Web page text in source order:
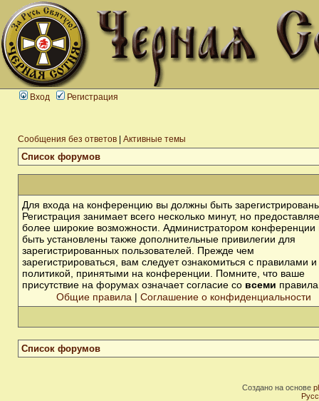
Вход Регистрация
Сообщения без ответов Активные темы
Список форумов
Для входа на конференцию вы должны быть
Регистрация занимает всего несколько минут, но
более широкие возможности. Администратором конференции
быть установлены также дополнительные привилегии для
зарегистрированных пользователей. Прежде чем
зарегистрироваться, вам следует ознакомиться с правилами и
политикой, принятыми на конференции. Помните, что ваше
присутствие на форумах означает согласие со всеми
Общие правила | Соглашение о конфиденциальности
Список форумов
Создано на основе